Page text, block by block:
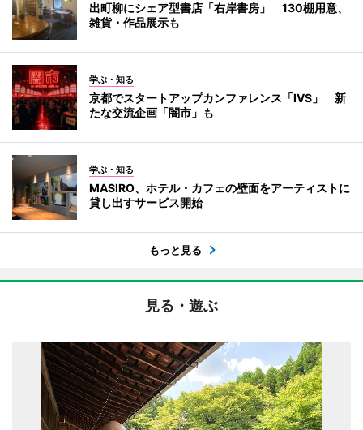
出町柳にシェア型書店「右岸書房」 130棚用意、
雑貨・作品展示も
学ぶ・知る
京都でスタートアップカンファレンス「IVS」 新
たな交流企画「闇市」も
学ぶ・知る
MASIRO、ホテル・カフェの壁面をアーティストに
貸し出すサービス開始
もっと見る
見る・遊ぶ